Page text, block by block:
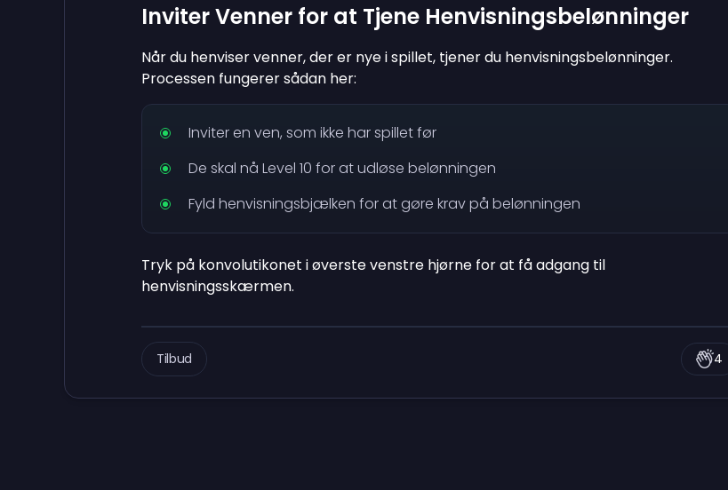
Inviter Venner for at Tjene Henvisningsbelønninger
Når du henviser venner, der er nye i spillet, tjener du henvisningsbelønninger.
Processen fungerer sådan her:
Inviter en ven, som ikke har spillet før
De skal nå Level 10 for at udløse belønningen
Fyld henvisningsbjælken for at gøre krav på belønningen
Tryk på konvolutikonet i øverste venstre hjørne for at få adgang til
henvisningsskærmen.
Tilbud 4